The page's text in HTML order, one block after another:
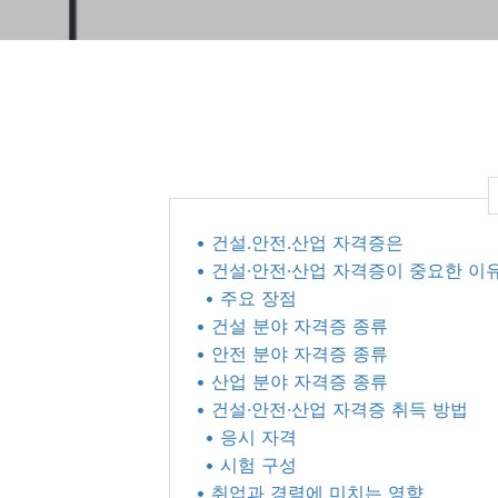
• 건설.안전.산업 자격증은
• 건설·안전·산업 자격증이 중요한 이
• 주요 장점
• 건설 분야 자격증 종류
• 안전 분야 자격증 종류
• 산업 분야 자격증 종류
• 건설·안전·산업 자격증 취득 방법
• 응시 자격
• 시험 구성
• 취업과 경력에 미치는 영향